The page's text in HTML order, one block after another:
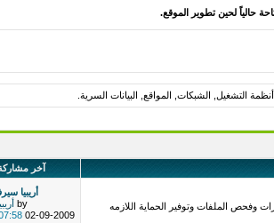
حالياً لحين تطوير الموقع.
التشغيل, الشبكات, المواقع, البيانات السرية.
آخر
وفحص الملفات وتوفير الحماية اللازمه
أريبيا
by
02-09-2009
AM